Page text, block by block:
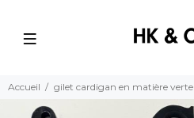
Accueil gilet cardigan en matière verte